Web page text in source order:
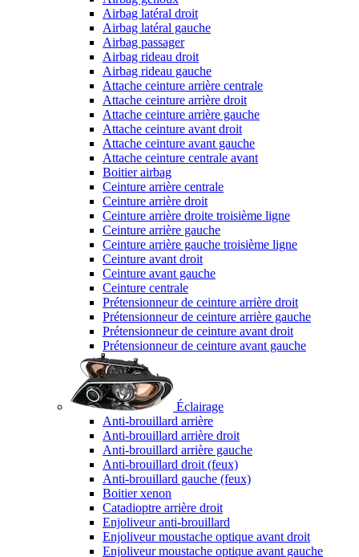
Airbag latéral droit
Airbag latéral gauche
Airbag passager
Airbag rideau droit
Airbag rideau gauche
Attache ceinture arrière centrale
Attache ceinture arrière droit
Attache ceinture arrière gauche
Attache ceinture avant droit
Attache ceinture avant gauche
Attache ceinture centrale avant
Boitier airbag
Ceinture arrière centrale
Ceinture arrière droit
Ceinture arrière droite troisième ligne
Ceinture arrière gauche
Ceinture arrière gauche troisième ligne
Ceinture avant droit
Ceinture avant gauche
Ceinture centrale
Prétensionneur de ceinture arrière droit
Prétensionneur de ceinture arrière gauche
Prétensionneur de ceinture avant droit
Prétensionneur de ceinture avant gauche
Éclairage
Anti-brouillard arrière
Anti-brouillard arrière droit
Anti-brouillard arrière gauche
Anti-brouillard droit (feux)
Anti-brouillard gauche (feux)
Boitier xenon
Catadioptre arrière droit
Enjoliveur anti-brouillard
Enjoliveur moustache optique avant droit
Enjoliveur moustache optique avant gauche